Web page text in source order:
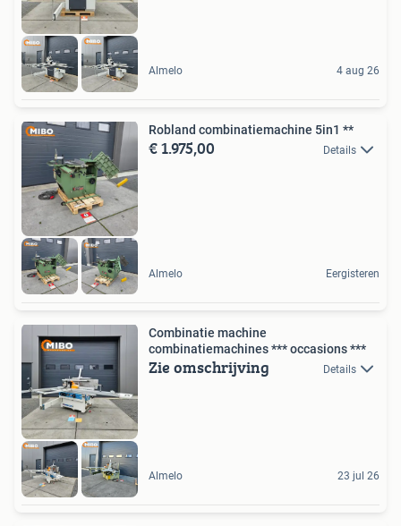
Almelo 4 aug 26
Robland combinatiemachine 5in1 **
€ 1.975,00 Details
Almelo Eergisteren
Combinatie machine
combinatiemachines *** occasions ***
Zie omschrijving Details
Almelo 23 jul 26